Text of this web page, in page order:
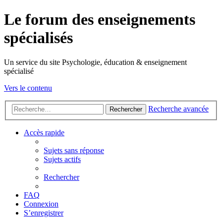
Le forum des enseignements
spécialisés
Un service du site Psychologie, éducation & enseignement
spécialisé
Vers le contenu
Rechercher Recherche avancée
Accès rapide
Sujets sans réponse
Sujets actifs
Rechercher
FAQ
Connexion
S’enregistrer